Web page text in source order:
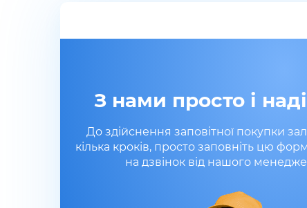
З нами просто і
До здійснення заповітної покупки
кілька кроків, просто заповніть цю
на дзвінок від нашого